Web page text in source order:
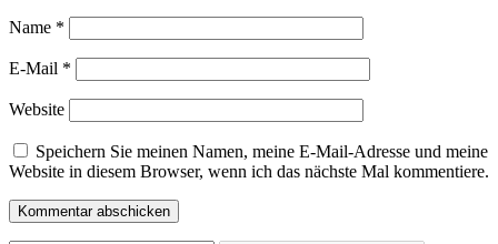
Name *
E-Mail *
Website
Speichern Sie meinen Namen, meine E-Mail-Adresse und meine
Website in diesem Browser, wenn ich das nächste Mal kommentiere.